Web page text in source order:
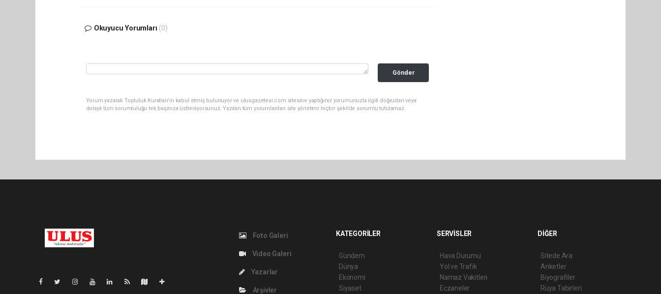
Okuyucu Yorumları (0)
Gönder
Yorum yazarak Topluluk Kuralları’nı kabul etmiş bulunuyor ve ulusgazetesi.com sitesine yaptığınız yorumunuzla ilgili doğrudan veya
dolaylı tüm sorumluluğu tek başınıza üstleniyorsunuz. Yazılan tüm yorumlardan site yönetimi hiçbir şekilde sorumlu tutulamaz.
Foto Galeri
Video Galeri
Yazarlar
Arşivler
KATEGORİLER
Gündem
Dünya
Ekonomi
Siyaset
SERVİSLER
Hava Durumu
Yol ve Trafik
Namaz Vakitleri
Eczaneler
DİĞER
Sitede Ara
Anketler
Biyografiler
Rüya Tabirleri